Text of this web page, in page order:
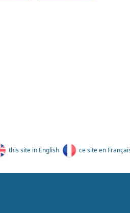
this site in English ce site en